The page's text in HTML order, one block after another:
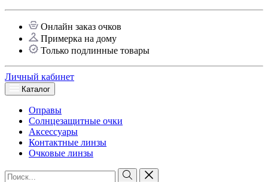
Онлайн заказ очков
Примерка на дому
Только подлинные товары
Личный кабинет
Каталог
Оправы
Солнцезащитные очки
Аксессуары
Контактные линзы
Очковые линзы